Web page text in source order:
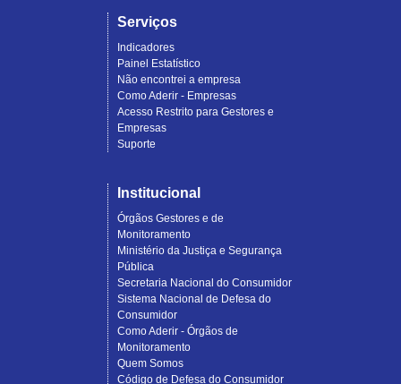
Serviços
Indicadores
Painel Estatístico
Não encontrei a empresa
Como Aderir - Empresas
Acesso Restrito para Gestores e
Empresas
Suporte
Institucional
Órgãos Gestores e de
Monitoramento
Ministério da Justiça e Segurança
Pública
Secretaria Nacional do Consumidor
Sistema Nacional de Defesa do
Consumidor
Como Aderir - Órgãos de
Monitoramento
Quem Somos
Código de Defesa do Consumidor